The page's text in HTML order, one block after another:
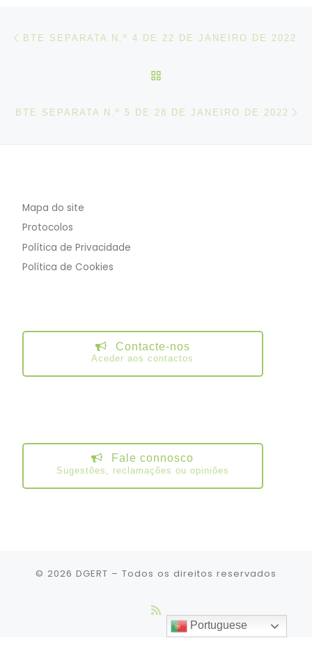
Post navigation
BTE SEPARATA N.º 4 DE 22 DE JANEIRO DE 2022
BTE SEPARATA N.º 5 DE 28 DE JANEIRO DE 2022
Mapa do site
Protocolos
Política de Privacidade
Política de Cookies
Contacte-nos
Aceder aos contactos
Fale connosco
Sugestões, reclamações ou opiniões
© 2026 DGERT – Todos os direitos reservados
Portuguese